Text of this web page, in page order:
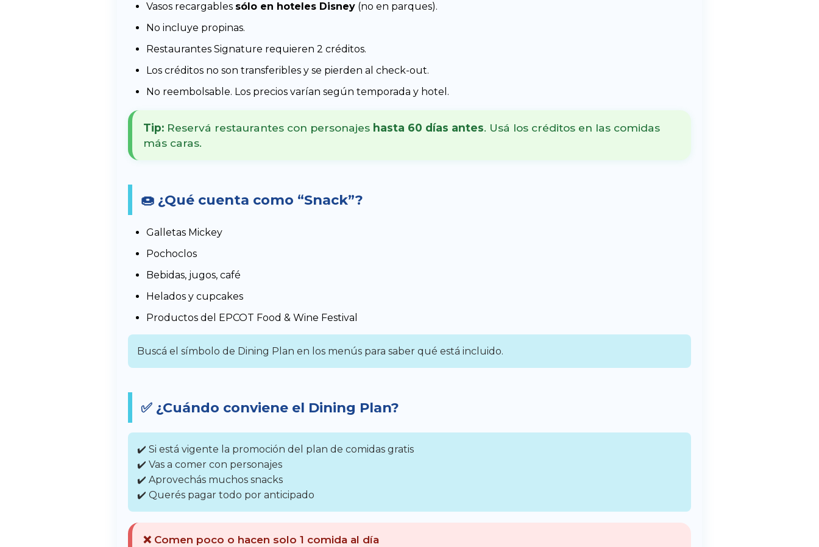
Vasos recargables sólo en hoteles Disney(no en parques).
No incluye propinas.
Restaurantes Signature requieren 2 créditos.
Los créditos no son transferibles y se pierden al check-out.
No reembolsable. Los precios varían según temporada y hotel.
Tip:Reservá restaurantes con personajes hasta 60 días antes. Usá los créditos en las comidas
más caras.
🍩 ¿Qué cuenta como “Snack”?
Galletas Mickey
Pochoclos
Bebidas, jugos, café
Helados y cupcakes
Productos del EPCOT Food & Wine Festival
Buscá el símbolo de Dining Plan en los menús para saber qué está incluido.
✅ ¿Cuándo conviene el Dining Plan?
✔️ Si está vigente la promoción del plan de comidas gratis
✔️ Vas a comer con personajes
✔️ Aprovechás muchos snacks
✔️ Querés pagar todo por anticipado
❌ Comen poco o hacen solo 1 comida al día